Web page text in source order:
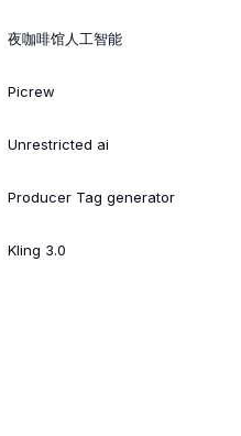
夜咖啡馆人工智能
Picrew
Unrestricted ai
Producer Tag generator
Kling 3.0